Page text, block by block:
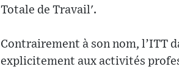
Totale de Travail'.
Contrairement à son nom, l’ITT
explicitement aux activités